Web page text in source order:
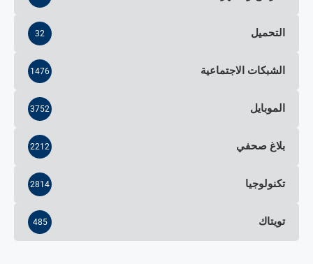
التحميل 32
الشبكات الاجتماعية 1476
الموبايل 3752
بلاغ صحفي 2212
تكنولوجيا 2814
تويتاك 485